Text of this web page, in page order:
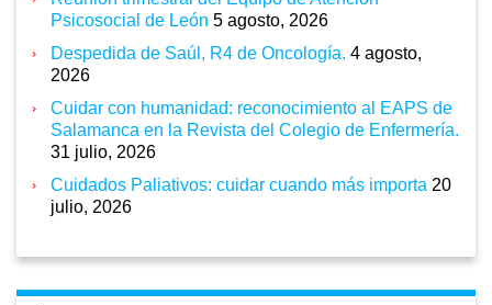
Psicosocial de León 5 agosto, 2026
Despedida de Saúl, R4 de Oncología. 4 agosto,
2026
Cuidar con humanidad: reconocimiento al EAPS de
Salamanca en la Revista del Colegio de Enfermería.
31 julio, 2026
Cuidados Paliativos: cuidar cuando más importa 20
julio, 2026